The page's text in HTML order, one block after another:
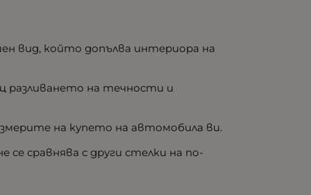
вид, който допълва интериора на
разливането на течности и
на купето на автомобила ви.
сравнява с други стелки на по-